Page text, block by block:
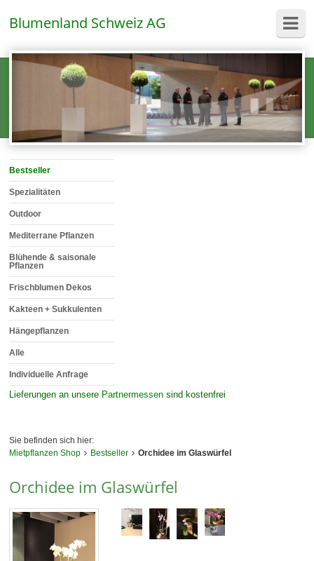
Blumenland Schweiz AG
Bestseller
Spezialitäten
Outdoor
Mediterrane Pflanzen
Blühende & saisonale
Pflanzen
Frischblumen Dekos
Kakteen + Sukkulenten
Hängepflanzen
Alle
Individuelle Anfrage
Lieferungen an unsere Partnermessen sind kostenfrei
Sie befinden sich hier:
Mietpflanzen Shop
Bestseller Orchidee im Glaswürfel
Orchidee im Glaswürfel